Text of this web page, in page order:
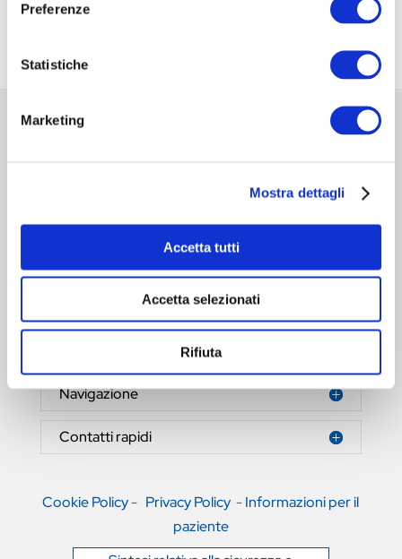
Preferenze
Statistiche
Marketing
Mostra dettagli
Accetta tutti
Accetta selezionati
Rifiuta
HERNIAMESH® S.r.l.
Area riservata
Navigazione
Contatti rapidi
Cookie Policy- Privacy Policy -Informazioni per il
paziente